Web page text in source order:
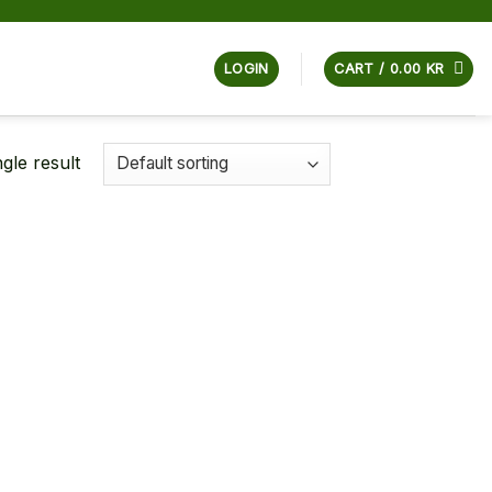
LOGIN CART / 0.00 KR
result